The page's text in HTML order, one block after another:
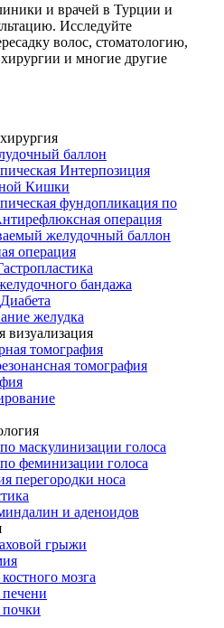
и врачей в Турции и
Исследуйте
волос, стоматологию,
и многие другие
баллон
Интерпозиция
Кишки
фундопликация по
операция
желудочный баллон
операция
бандажа
желудка
визуализация
томография
томография
маскулинизации голоса
феминизации голоса
перегородки носа
и аденоидов
грыжи
мозга
почки